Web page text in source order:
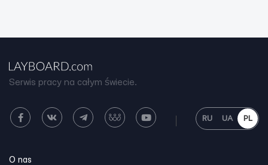
Serwis pracy na całym świecie.
RU UA PL
O nas